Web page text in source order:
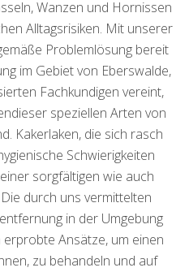
Wanzen und Hornissen
Alltagsrisiken. Mit unserer
Problemlösung bereit
im Gebiet von Eberswalde,
Fachkundigen vereint,
speziellen Arten von
Kakerlaken, die sich rasch
Schwierigkeiten
sorgfältigen wie auch
durch uns vermittelten
in der Umgebung
Ansätze, um einen
zu behandeln und auf